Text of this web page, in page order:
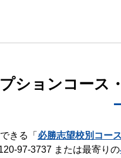
ションコース
きる「 必勝志望校別コース
97-3737 または最寄りの